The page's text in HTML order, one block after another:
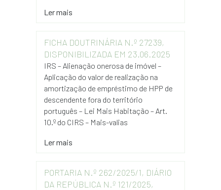
Ler mais
FICHA DOUTRINÁRIA N.º 27239,
DISPONIBILIZADA EM 23.06.2025
IRS – Alienação onerosa de imóvel –
Aplicação do valor de realização na
amortização de empréstimo de HPP de
descendente fora do território
português – Lei Mais Habitação – Art.
10.º do CIRS – Mais-valias
Ler mais
PORTARIA N.º 262/2025/1, DIÁRIO
DA REPÚBLICA N.º 121/2025,